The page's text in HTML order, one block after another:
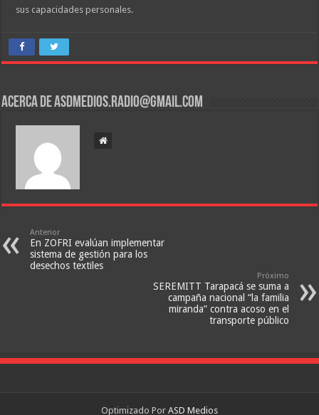
sus capacidades personales.
Acerca de asdmedios.radio@gmail.com
Anterior
En ZOFRI evalúan implementar
sistema de gestión para los
desechos textiles
Próximo
SEREMITT Tarapacá se suma a
campaña nacional “la familia
miranda” contra acoso en el
transporte público
Optimizado Por ASD Medios